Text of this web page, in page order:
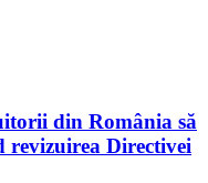
din România să
revizuirea Directivei